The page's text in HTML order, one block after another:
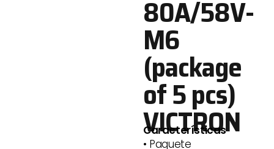
80A/58V-
M6
(package
of 5 pcs)
VICTRON
Características
• Paquete